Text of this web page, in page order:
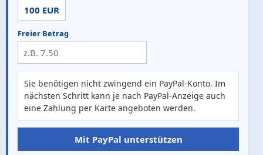
100 EUR
Freier Betrag
Sie benötigen nicht zwingend ein PayPal-Konto. Im
nächsten Schritt kann je nach PayPal-Anzeige auch
eine Zahlung per Karte angeboten werden.
Mit PayPal unterstützen